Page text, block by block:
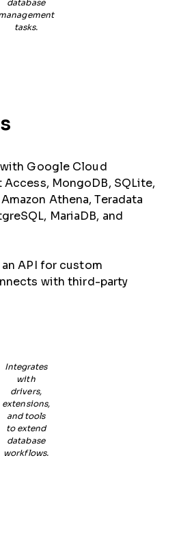
database
tasks.
Google Cloud
MongoDB, SQLite,
Amazon Athena, Teradata
MariaDB, and
API for custom
with third-party
Integrates
with
drivers,
extensions,
and tools
to extend
database
workflows.